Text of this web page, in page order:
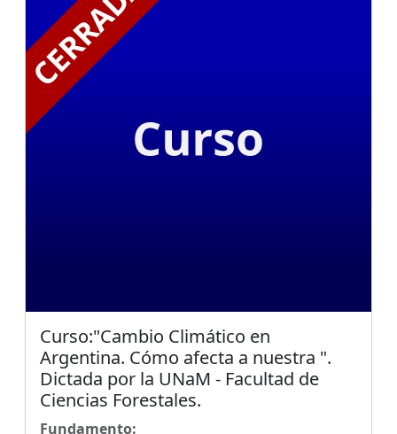
Curso:"Cambio Climático en
Argentina. Cómo afecta a nuestra ".
Dictada por la UNaM - Facultad de
Ciencias Forestales.
Fundamento: